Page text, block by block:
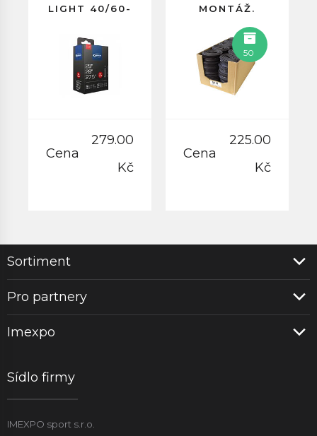
LIGHT 40/60-
GALUSKOVÝ
VENTILEK
40MM
Cena
279.00
Kč
MONTÁŽ.
GALUSKOVÝ
VENTILEK
40MM
50
Cena
225.00
Kč
Sortiment
Pro partnery
Imexpo
Sídlo firmy
IMEXPO sport s.r.o.